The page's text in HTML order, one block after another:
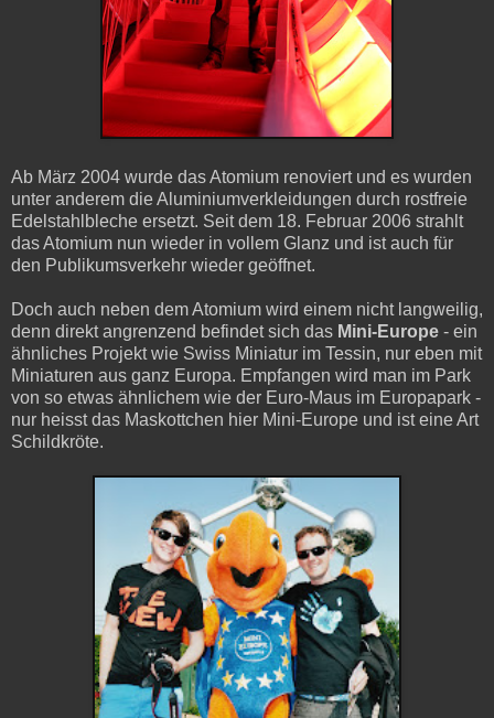
Ab März 2004 wurde das Atomium renoviert und es wurden
unter anderem die Aluminiumverkleidungen durch rostfreie
Edelstahlbleche ersetzt. Seit dem 18. Februar 2006 strahlt
das Atomium nun wieder in vollem Glanz und ist auch für
den Publikumsverkehr wieder geöffnet.
Doch auch neben dem Atomium wird einem nicht langweilig,
denn direkt angrenzend befindet sich das Mini-Europe - ein
ähnliches Projekt wie Swiss Miniatur im Tessin, nur eben mit
Miniaturen aus ganz Europa. Empfangen wird man im Park
von so etwas ähnlichem wie der Euro-Maus im Europapark -
nur heisst das Maskottchen hier Mini-Europe und ist eine Art
Schildkröte.